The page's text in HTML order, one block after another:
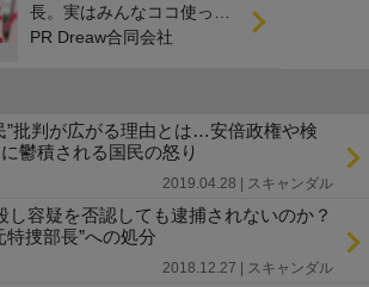
長。実はみんなココ使って
ます。
PR Dreaw合同会社
”批判が広がる理由とは…安倍政権や検
鬱積される国民の怒り
2019.04.28 | スキャンダル
し容疑を否認しても逮捕されないのか？
特捜部長”への処分
2018.12.27 | スキャンダル